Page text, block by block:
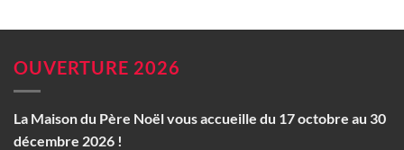
OUVERTURE 2026
La Maison du Père Noël vous accueille du 17 octobre au 30
décembre 2026 !